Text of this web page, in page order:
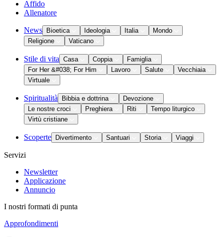
Affido
Allenatore
News Bioetica Ideologia Italia
Mondo
Religione
Vaticano
Stile di vita Casa Coppia
Famiglia
For Her &#038; For Him
Lavoro Salute
Vecchiaia
Virtuale
Spiritualità Bibbia e dottrina
Devozione
Le nostre croci
Preghiera Riti
Tempo liturgico
Virtù cristiane
Scoperte Divertimento Santuari Storia Viaggi
Servizi
Newsletter
Applicazione
Annuncio
I nostri formati di punta
Approfondimenti